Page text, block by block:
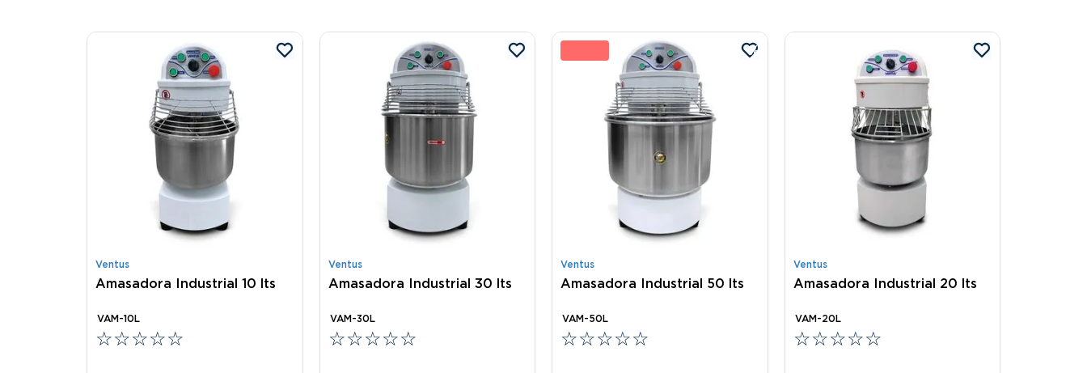
Ventus
Amasadora Industrial 10 lts
VAM-10L
☆☆☆☆☆
Ventus
Amasadora Industrial 30 lts
VAM-30L
☆☆☆☆☆
10 %
Ventus
Amasadora Industrial 50 lts
VAM-50L
☆☆☆☆☆
Ventus
Amasadora Industrial 20 lts
VAM-20L
☆☆☆☆☆